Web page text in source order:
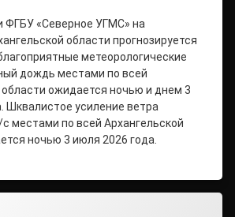
ФГБУ «Северное УГМС» на
области прогнозируется
метеорологические
дождь местами по всей
области ожидается ночью и днем 3
Шквалистое усиление ветра
местами по всей Архангельской
ночью 3 июля 2026 года.